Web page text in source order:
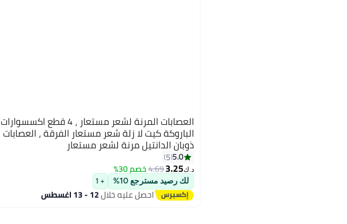
العصابات المرنة لشعر مستعار ، 4 قطع اكسسوارات
الباروكة كيت لا زلة شعر مستعار الفرقة ، العصابات
ذوبان الدانتيل مرنة لشعر مستعار
5.0
5
د.ك‏3.25
4.69خصم 30%
لك رصيد مسترجع 10% + 1
احصل عليه خلال12 - 13 اغسطس